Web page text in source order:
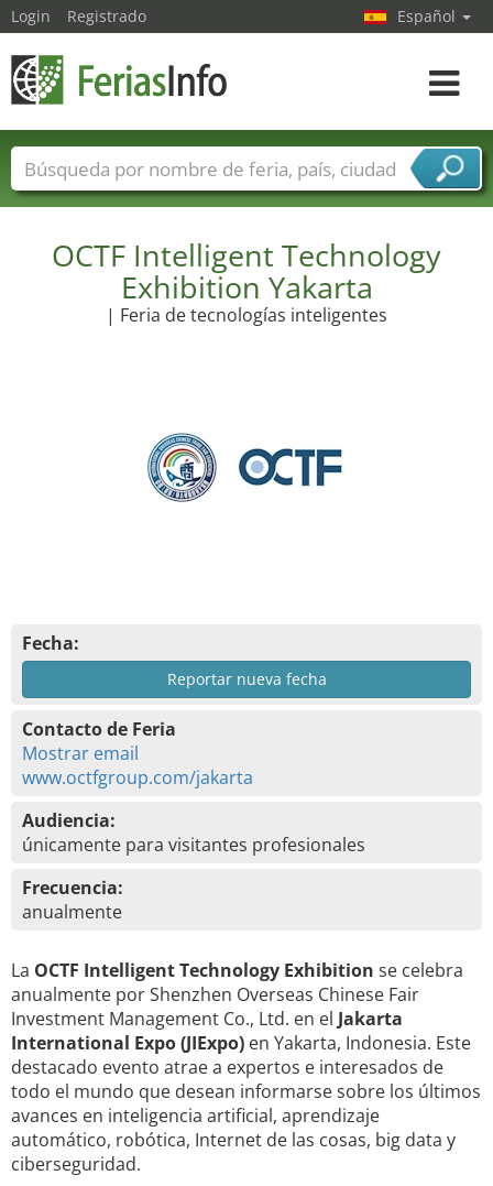
OCTF Intelligent Technology
Exhibition Yakarta
| Feria de tecnologías inteligentes
Fecha:
Reportar nueva fecha
Contacto de Feria
Mostrar email
www.octfgroup.com/jakarta
Audiencia:
únicamente para visitantes profesionales
Frecuencia:
anualmente
La OCTF Intelligent Technology Exhibition se celebra
anualmente por Shenzhen Overseas Chinese Fair
Investment Management Co., Ltd. en el Jakarta
International Expo (JIExpo) en Yakarta, Indonesia. Este
destacado evento atrae a expertos e interesados de
todo el mundo que desean informarse sobre los últimos
avances en inteligencia artificial, aprendizaje
automático, robótica, Internet de las cosas, big data y
ciberseguridad.
Login Registrado Español
toggle
Nombres de ferias Países
Ciudades
Sectores de proveedor de servicios